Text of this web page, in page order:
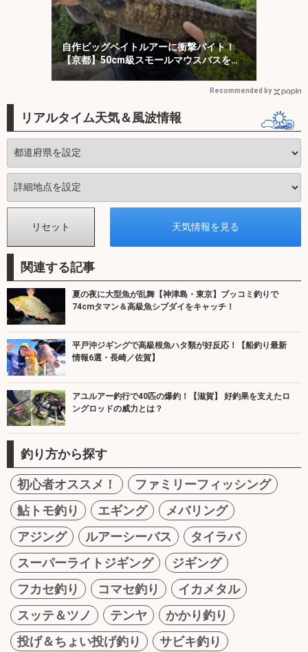
自作ビッグベイトルアーに衝撃バイト！
【京都】50cm級スモールマウスバスをキ
ャッチ
Recommended by
リアルタイム天気＆風波情報
関連する記事
夏の夜に大型魚が乱舞【神津島・東京】ブッコミ釣りで
74cmタマン＆高級魚シブダイをキャッチ！
平戸沖ジギングで高級根魚ハタ類が好反応！【船釣り最新
情報6選・長崎／佐賀】
アユルアー釣行で40匹の爆釣！【滋賀】 好釣果を支えたロ
ングロッドの威力とは？
釣り方から探す
初心者オススメ！
ファミリーフィッシング
鮎トモ釣り
エギング
メバリング
アジング
ルアーシーバス
タイラバ
スーパーライトジギング
ジギング
フカセ釣り
コマセ釣り
イカメタル
スッテ＆ツノ
テンヤ
かかり釣り
投げ＆ちょい投げ釣り
サビキ釣り